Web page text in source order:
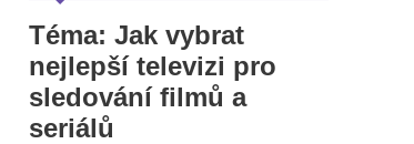
Téma: Jak vybrat
nejlepší televizi pro
sledování filmů a
seriálů